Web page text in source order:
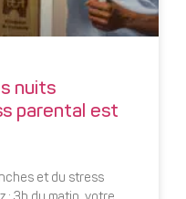
nuits
parental est
et du stress